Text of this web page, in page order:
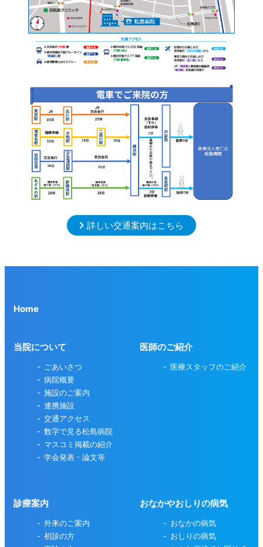
詳しい交通案内はこちら
Home
当院について
ごあいさつ
病院概要
施設のご案内
連携施設
交通アクセス
数字で見る松島病院
マスコミ掲載の紹介
学会発表・論文等
医師のご紹介
医療スタッフのご紹介
診療案内
外来のご案内
初診の方
おなかやおしりの病気
おなかの病気
おしりの病気